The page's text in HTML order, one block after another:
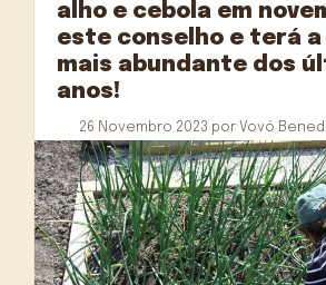
alho e cebola em
este conselho e terá
mais abundante dos
anos!
26 Novembro 2023 por Vovó